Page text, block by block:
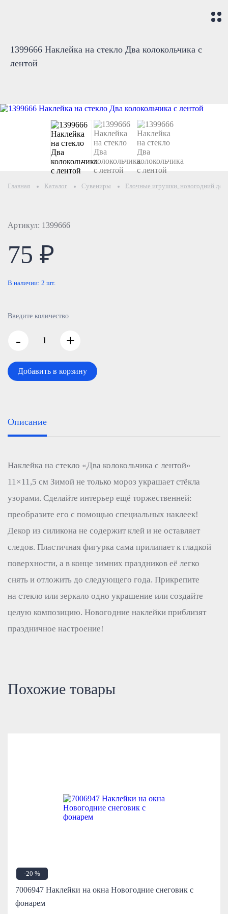
1399666 Наклейка на стекло Два колокольчика с
лентой
Главная Каталог Сувениры Елочные игрушки, новогодний
Артикул: 1399666
75 ₽
В наличии: 2 шт.
Введите количество
- +
Добавить в корзину
Описание
Наклейка на стекло «Два колокольчика с лентой»
11×11,5 см Зимой не только мороз украшает стёкла
узорами. Сделайте интерьер ещё торжественней:
преобразите его с помощью специальных наклеек!
Декор из силикона не содержит клей и не оставляет
следов. Пластичная фигурка сама прилипает к гладкой
поверхности, а в конце зимних праздников её легко
снять и отложить до следующего года. Прикрепите
на стекло или зеркало одно украшение или создайте
целую композицию. Новогодние наклейки приблизят
праздничное настроение!
Похожие товары
-20 %
7006947 Наклейки на окна Новогодние снеговик с
фонарем